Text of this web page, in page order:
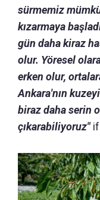
sürmemiz
kızarmaya
gün daha kiraz
olur. Yöresel
erken olur,
Ankara'nın
biraz daha serin
çıkarabiliyoruz"